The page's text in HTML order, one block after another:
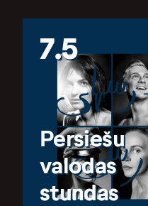
7.5
Persiešu
valodas
stundas